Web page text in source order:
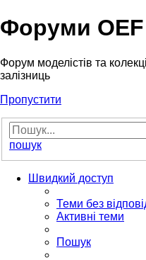
Форуми OEF
Форум моделістів та
залізниць
Пропустити
пошук
Швидкий доступ
Теми без
Активні теми
Пошук